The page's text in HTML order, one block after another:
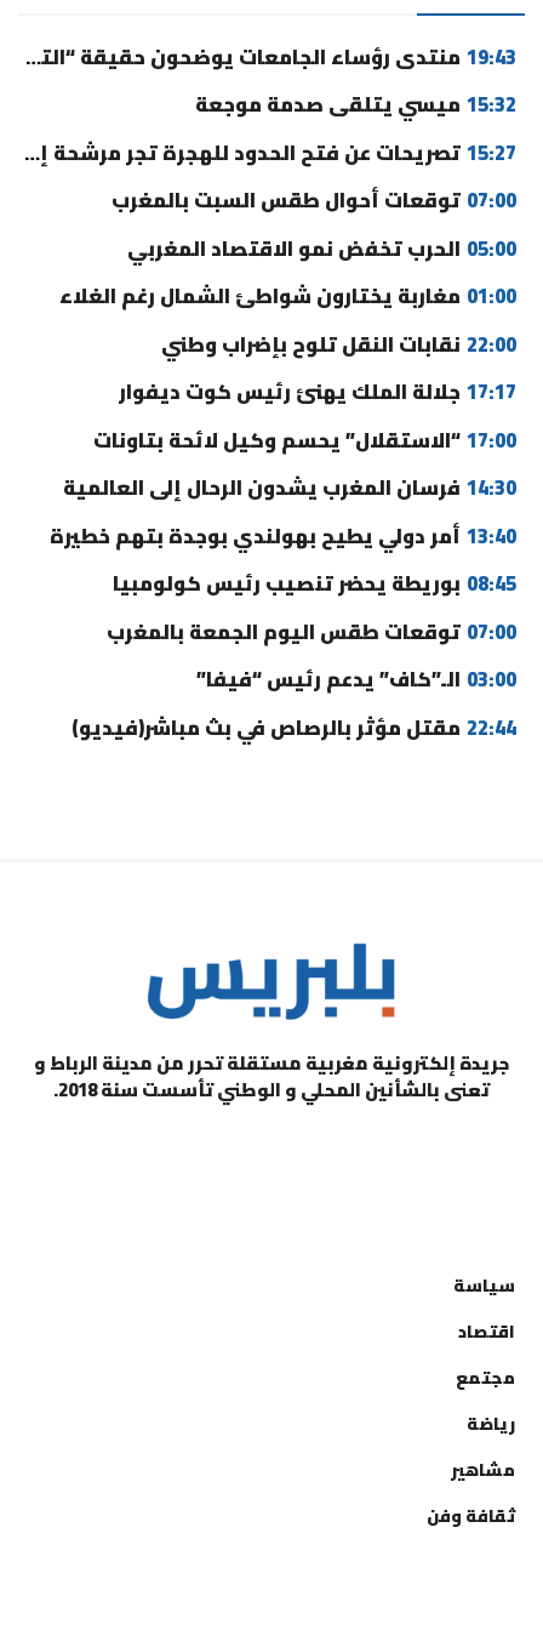
19:43 منتدى رؤساء الجامعات يوضحون حقيقة “التوقيت الميسر” ورسوم التسجيل
15:32 ميسي يتلقى صدمة موجعة
15:27تصريحات عن فتح الحدود للهجرة تجر مرشحة إلى القضاء
07:00 توقعات أحوال طقس السبت بالمغرب
05:00 الحرب تخفض نمو الاقتصاد المغربي
01:00 مغاربة يختارون شواطئ الشمال رغم الغلاء
22:00 نقابات النقل تلوح بإضراب وطني
17:17 جلالة الملك يهنئ رئيس كوت ديفوار
17:00“الاستقلال” يحسم وكيل لائحة بتاونات
14:30 فرسان المغرب يشدون الرحال إلى العالمية
13:40 أمر دولي يطيح بهولندي بوجدة بتهم خطيرة
08:45 بوريطة يحضر تنصيب رئيس كولومبيا
07:00 توقعات طقس اليوم الجمعة بالمغرب
03:00 الـ”كاف” يدعم رئيس “فيفا”
22:44 مقتل مؤثر بالرصاص في بث مباشر(فيديو)
جريدة إلكترونية مغربية مستقلة تحرر من مدينة الرباط و
تعنى بالشأنين المحلي و الوطني تأسست سنة 2018.
سياسة
اقتصاد
مجتمع
رياضة
مشاهير
ثقافة وفن